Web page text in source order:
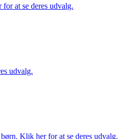
at se deres udvalg.
udvalg.
Klik her for at se deres udvalg.